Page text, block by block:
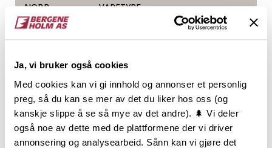
Ja, vi bruker også cookies
Med cookies kan vi gi innhold og annonser et personlig
preg, så du kan se mer av det du liker hos oss (og
kanskje slippe å se så mye av det andre). 🌲 Vi deler
også noe av dette med de plattformene der vi driver
annonsering og analysearbeid. Sånn kan vi gjøre det
NOBB VARETYPE
53480064
Produktinformasjon
Den diskre listverksserien ENKEL er like ujålete som
navnet. Slett og glatt med avrundede hjørner gjør
den alt annet enn å fremheve seg selv. Serien passer